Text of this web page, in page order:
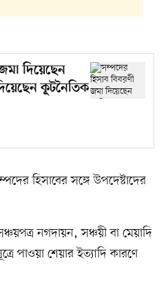
দিয়েছেন
কূটনৈতিক
হিসাবের সঙ্গে উপদেষ্টাদের
নগদায়ন, সঞ্চয়ী বা মেয়াদি
পাওয়া শেয়ার ইত্যাদি কারণে